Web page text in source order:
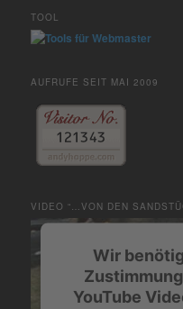
TOOL
AUFRUFE SEIT MAI 2009
VIDEO “…VON DEN
Wir
YouTube